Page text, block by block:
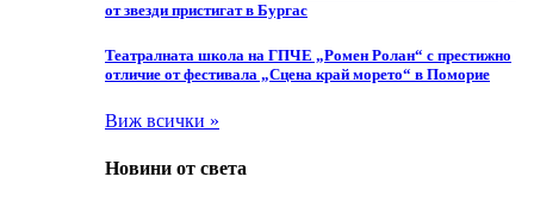
от звезди пристигат в Бургас
Театралната школа на ГПЧЕ „Ромен Ролан“ с престижно
отличие от фестивала „Сцена край морето“ в Поморие
Виж всички »
Новини от света